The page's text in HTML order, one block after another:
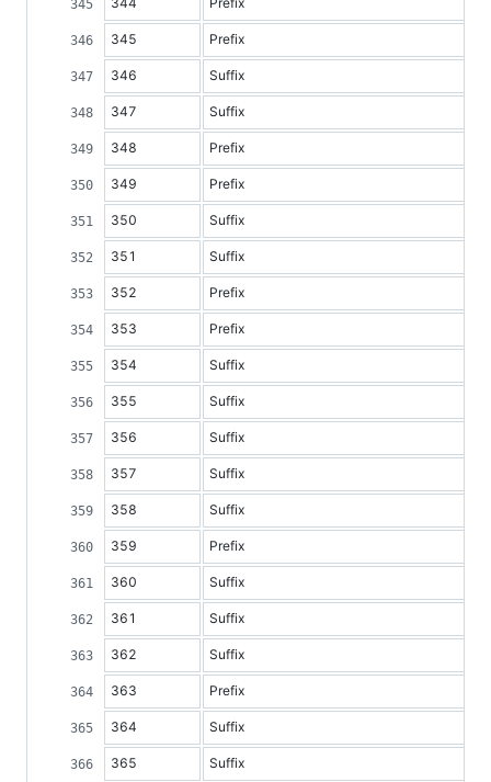
345 Prefix
346 Suffix
347 Suffix
348 Prefix
349 Prefix
350 Suffix
351 Suffix
352 Prefix
353 Prefix
354 Suffix
355 Suffix
356 Suffix
357 Suffix
358 Suffix
359 Prefix
360 Suffix
361 Suffix
362 Suffix
363 Prefix
364 Suffix
365 Suffix